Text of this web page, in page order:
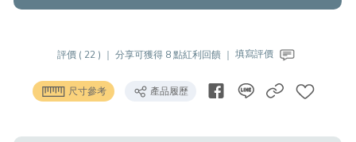
評價 ( 22 ) ｜分享可獲得 8 點紅利回饋 ｜填寫評價
尺寸參考 產品履歷